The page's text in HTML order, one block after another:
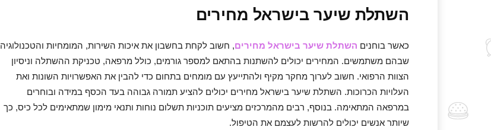
השתלת שיער בישראל מחירים
כאשר בוחנים השתלת שיער בישראל מחירים, חשוב לקחת בחשבון את איכות השירות, המומחיות והטכנולוגיה
שבהם משתמשים. המחירים יכולים להשתנות בהתאם למספר גורמים, כולל מרפאה, טכניקת ההשתלה וניסיון
הצוות הרפואי. חשוב לערוך מחקר מקיף ולהתייעץ עם מומחים בתחום כדי להבין את האפשרויות השונות ואת
העלויות הכרוכות. השתלת שיער בישראל מחירים יכולים להציע תמורה גבוהה בעד הכסף במידה ובוחרים
במרפאה המתאימה. בנוסף, רבים מהמרכזים מציעים תוכניות תשלום נוחות ותנאי מימון שמתאימים לכל כיס, כך
שיותר אנשים יכולים להרשות לעצמם את הטיפול.